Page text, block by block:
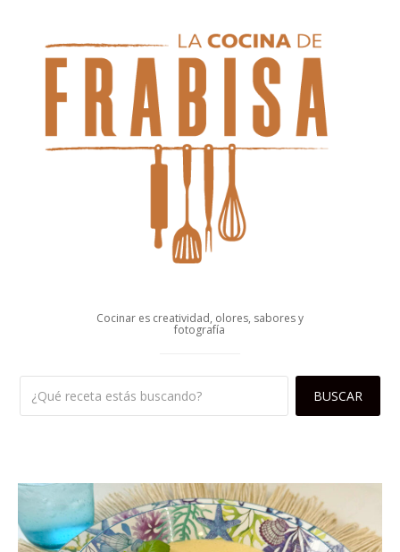
Cocinar es creatividad, olores, sabores y
fotografía